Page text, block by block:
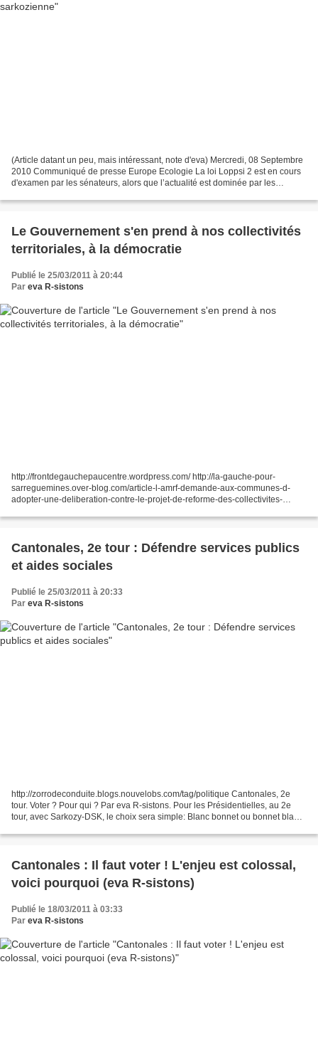
(Article datant un peu, mais intéressant, note d'eva) Mercredi, 08 Septembre
2010 Communiqué de presse Europe Ecologie La loi Loppsi 2 est en cours
d'examen par les sénateurs, alors que l’actualité est dominée par les
Le Gouvernement s'en prend à nos collectivités
territoriales, à la démocratie
Publié le 25/03/2011 à 20:44
Par eva R-sistons
http://frontdegauchepaucentre.wordpress.com/ http://la-gauche-pour-
sarreguemines.over-blog.com/article-l-amrf-demande-aux-communes-d-
adopter-une-deliberation-contre-le-projet-de-reforme-des-collectivites-
Cantonales, 2e tour : Défendre services publics
et aides sociales
Publié le 25/03/2011 à 20:33
Par eva R-sistons
http://zorrodeconduite.blogs.nouvelobs.com/tag/politique Cantonales, 2e
tour. Voter ? Pour qui ? Par eva R-sistons. Pour les Présidentielles, au 2e
tour, avec Sarkozy-DSK, le choix sera simple: Blanc bonnet ou bonnet blanc,
Cantonales : Il faut voter ! L'enjeu est colossal,
voici pourquoi (eva R-sistons)
Publié le 18/03/2011 à 03:33
Par eva R-sistons